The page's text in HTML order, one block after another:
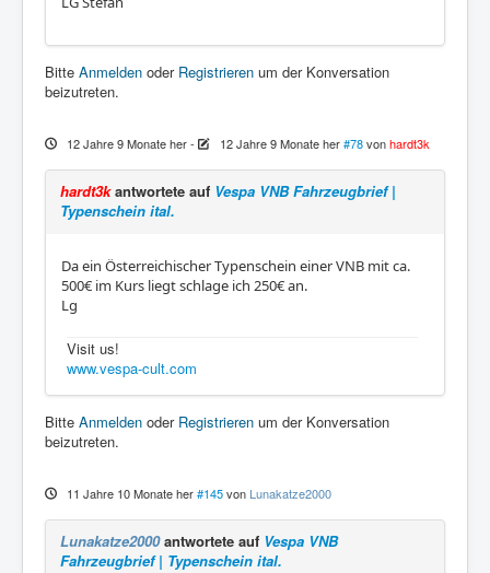
Bitte Anmelden oder Registrieren um der Konversation
beizutreten.
12 Jahre 9 Monate her- 12 Jahre 9 Monate her #78 vonhardt3k
hardt3kantwortete auf Vespa VNB Fahrzeugbrief |
Typenschein ital.
Da ein Österreichischer Typenschein einer VNB mit ca.
500€ im Kurs liegt schlage ich 250€ an.
Lg
Visit us!
www.vespa-cult.com
Bitte Anmelden oder Registrieren um der Konversation
beizutreten.
11 Jahre 10 Monate her #145 von Lunakatze2000
Lunakatze2000antwortete auf Vespa VNB
Fahrzeugbrief | Typenschein ital.